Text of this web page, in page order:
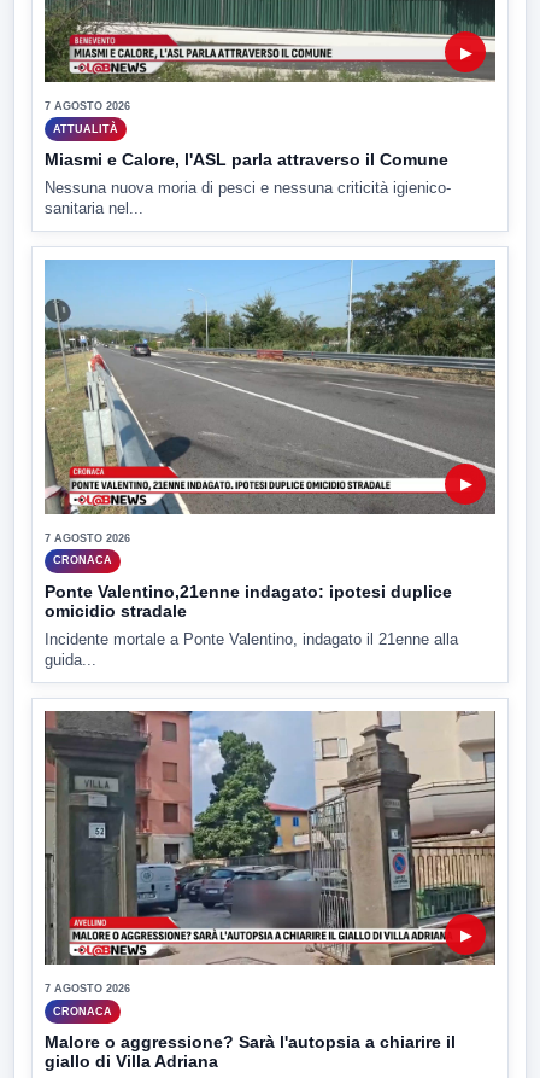
▶
7 AGOSTO 2026
ATTUALITÀ
Miasmi e Calore, l'ASL parla attraverso il Comune
Nessuna nuova moria di pesci e nessuna criticità igienico-
sanitaria nel...
▶
7 AGOSTO 2026
CRONACA
Ponte Valentino,21enne indagato: ipotesi duplice
omicidio stradale
Incidente mortale a Ponte Valentino, indagato il 21enne alla
guida...
▶
7 AGOSTO 2026
CRONACA
Malore o aggressione? Sarà l'autopsia a chiarire il
giallo di Villa Adriana